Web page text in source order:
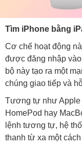
Tìm iPhone bằng
Cơ chế hoạt động
được đăng nhập
bộ này tạo ra một
chúng giao tiếp và
Tương tự như Apple
HomePod hay
lệnh tương tự, hệ
thanh từ xa một